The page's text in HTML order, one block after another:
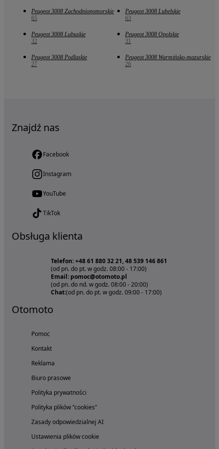
Peugeot 3008 Zachodniopomorskie
65
Peugeot 3008 Lubelskie
63
Peugeot 3008 Lubuskie
32
Peugeot 3008 Opolskie
31
Peugeot 3008 Podlaskie
27
Peugeot 3008 Warmińsko-mazurskie
26
Znajdź nas
Facebook
Instagram
YouTube
TikTok
Obsługa klienta
Telefon: +48 61 880 32 21, 48 539 146 861
(od pn. do pt. w godz. 08:00 - 17:00)
Email: pomoc@otomoto.pl
(od pn. do nd. w godz. 08:00 - 20:00)
Chat:(od pn. do pt. w godz. 09:00 - 17:00)
Otomoto
Pomoc
Kontakt
Reklama
Biuro prasowe
Polityka prywatności
Polityka plików "cookies"
Zasady odpowiedzialnej AI
Ustawienia plików cookie